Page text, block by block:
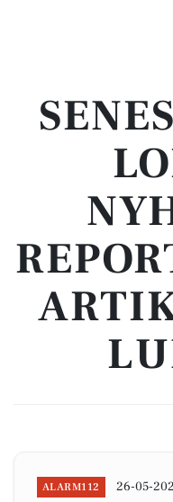
ALARM112 26-05-